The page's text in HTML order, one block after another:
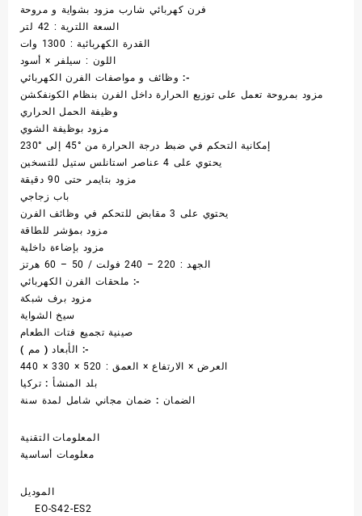
فرن كهربائي شارب مزود بشواية و مروحة
السعة اللترية : 42 لتر
القدرة الكهربائية : 1300 وات
اللون : سيلفر × أسود
وظائف و مواصفات الفرن الكهربائي :-
مزود بمروحة تعمل على توزيع الحرارة داخل الفرن بنظام الكونفكشن
وظيفة الحمل الحراري
مزود بوظيفة الشوي
إمكانية التحكم في ضبط درجة الحرارة من °45 إلى °230
يحتوي على 4 عناصر استانلس ستيل للتسخين
مزود بتايمر حتى 90 دقيقة
باب زجاجي
يحتوي على 3 مقابض للتحكم في وظائف الفرن
مزود بمؤشر للطاقة
مزود بإضاءة داخلية
الجهد : 220 – 240 فولت / 50 – 60 هرتز
ملحقات الفرن الكهربائي :-
مزود برف شبكة
سيخ الشواية
صينية تجميع فتات الطعام
الأبعاد ( مم ) :-
العرض × الارتفاع × العمق : 520 × 330 × 440
بلد المنشأ : تركيا
الضمان : ضمان مجاني شامل لمدة سنة
المعلومات التقنية
معلومات أساسية
الموديل
EO-S42-ES2